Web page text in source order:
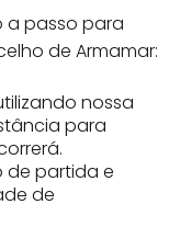
a passo para
de Armamar:
nossa
para
de partida e
de